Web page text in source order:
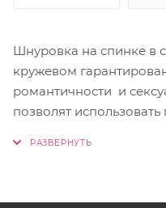
Шнуровка на спинке в
кружевом
романтичности и
позволят использовать